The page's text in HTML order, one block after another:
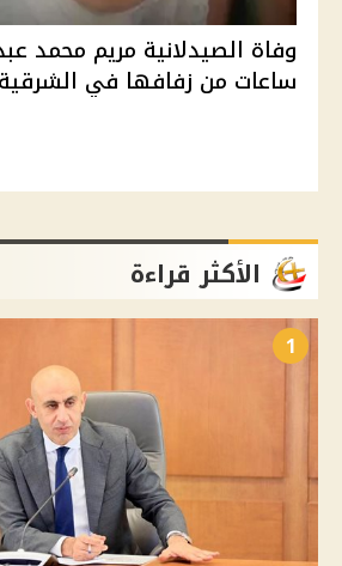
وفاة الصيدلانية مريم محمد
ساعات من زفافها في الشرقية
الأكثر قراءة
1